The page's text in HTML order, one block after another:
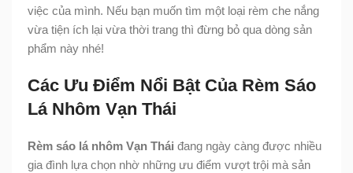
việc của mình. Nếu bạn muốn tìm một loại rèm che nắng
vừa tiện ích lại vừa thời trang thì đừng bỏ qua dòng sản
phẩm này nhé!
Các Ưu Điểm Nổi Bật Của Rèm Sáo
Lá Nhôm Vạn Thái
Rèm sáo lá nhôm Vạn Thái đang ngày càng được nhiều
gia đình lựa chọn nhờ những ưu điểm vượt trội mà sản